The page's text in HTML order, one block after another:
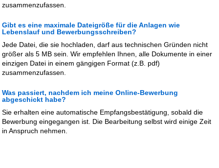
zusammenzufassen.
Gibt es eine maximale Dateigröße für die Anlagen wie
Lebenslauf und Bewerbungsschreiben?
Jede Datei, die sie hochladen, darf aus technischen Gründen nicht
größer als 5 MB sein. Wir empfehlen Ihnen, alle Dokumente in einer
einzigen Datei in einem gängigen Format (z.B. pdf)
zusammenzufassen.
Was passiert, nachdem ich meine Online-Bewerbung
abgeschickt habe?
Sie erhalten eine automatische Empfangsbestätigung, sobald die
Bewerbung eingegangen ist. Die Bearbeitung selbst wird einige Zeit
in Anspruch nehmen.